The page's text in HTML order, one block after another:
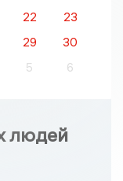
22
23
29
30
5 6
людей